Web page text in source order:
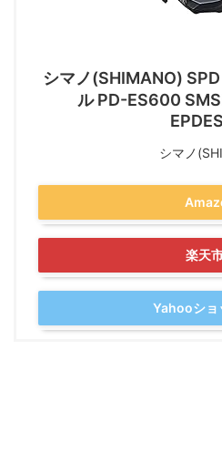
シマノ(SHIMANO)
ル PD-ES600
シマノ
楽天
Yahooショ